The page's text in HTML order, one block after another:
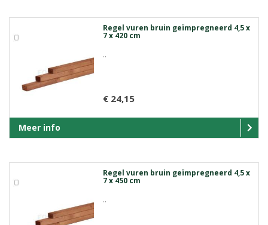
Regel vuren bruin geïmpregneerd 4,5 x
7 x 420 cm
..
€ 24,15
Meer info
Regel vuren bruin geïmpregneerd 4,5 x
7 x 450 cm
..